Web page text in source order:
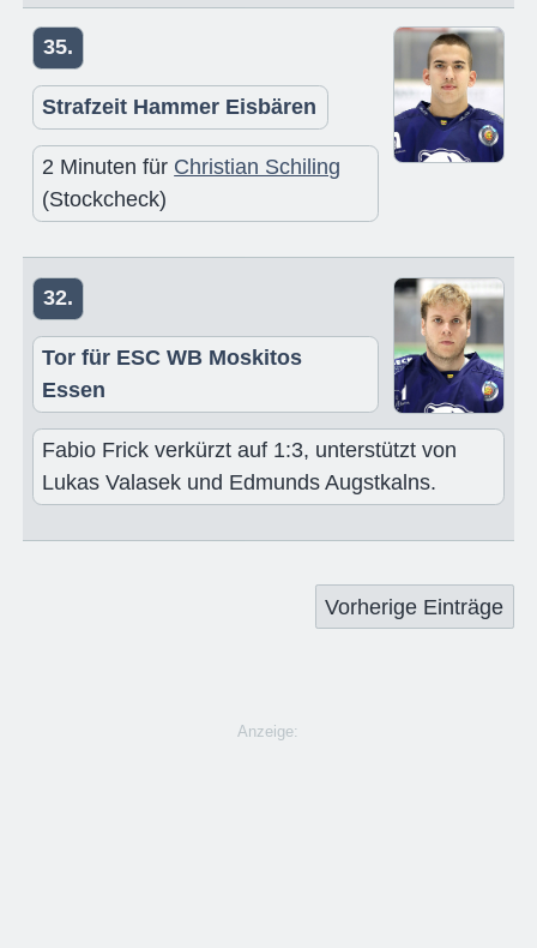
35.
Strafzeit Hammer Eisbären
2 Minuten für Christian Schiling
(Stockcheck)
32.
Tor für ESC WB Moskitos
Essen
Fabio Frick verkürzt auf 1:3, unterstützt von
Lukas Valasek und Edmunds Augstkalns.
Vorherige Einträge
Anzeige: